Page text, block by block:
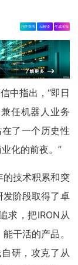
相关舆情 AI解读 生成海报
中指出，“即日
任机器人业务
在了一个历史性
化的前夜。”
技术积累和突
阶段取得了卓
求，把IRON从
干活的产品。
研，攻克了从